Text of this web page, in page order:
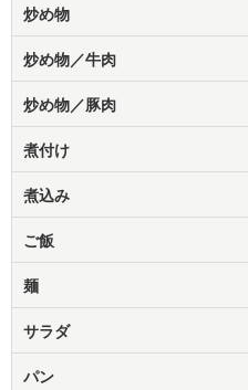
炒め物
炒め物／牛肉
炒め物／豚肉
煮付け
煮込み
ご飯
麺
サラダ
パン